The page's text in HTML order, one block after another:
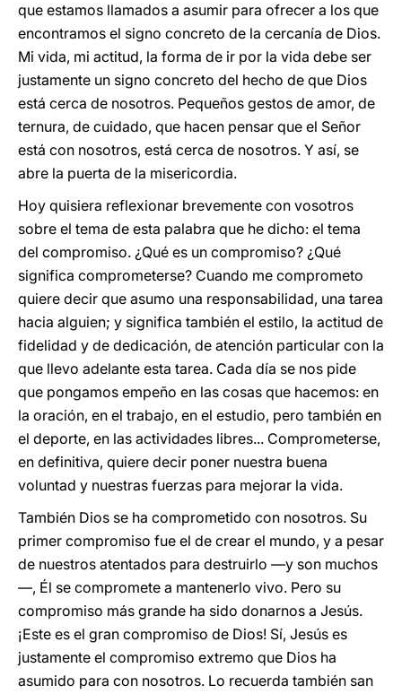
que estamos llamados a asumir para ofrecer a los que
encontramos el signo concreto de la cercanía de Dios.
Mi vida, mi actitud, la forma de ir por la vida debe ser
justamente un signo concreto del hecho de que Dios
está cerca de nosotros. Pequeños gestos de amor, de
ternura, de cuidado, que hacen pensar que el Señor
está con nosotros, está cerca de nosotros. Y así, se
abre la puerta de la misericordia.
Hoy quisiera reflexionar brevemente con vosotros
sobre el tema de esta palabra que he dicho: el tema
del compromiso. ¿Qué es un compromiso? ¿Qué
significa comprometerse? Cuando me comprometo
quiere decir que asumo una responsabilidad, una tarea
hacia alguien; y significa también el estilo, la actitud de
fidelidad y de dedicación, de atención particular con la
que llevo adelante esta tarea. Cada día se nos pide
que pongamos empeño en las cosas que hacemos: en
la oración, en el trabajo, en el estudio, pero también en
el deporte, en las actividades libres... Comprometerse,
en definitiva, quiere decir poner nuestra buena
voluntad y nuestras fuerzas para mejorar la vida.
También Dios se ha comprometido con nosotros. Su
primer compromiso fue el de crear el mundo, y a pesar
de nuestros atentados para destruirlo —y son muchos
—, Él se compromete a mantenerlo vivo. Pero su
compromiso más grande ha sido donarnos a Jesús.
¡Este es el gran compromiso de Dios! Sí, Jesús es
justamente el compromiso extremo que Dios ha
asumido para con nosotros. Lo recuerda también san